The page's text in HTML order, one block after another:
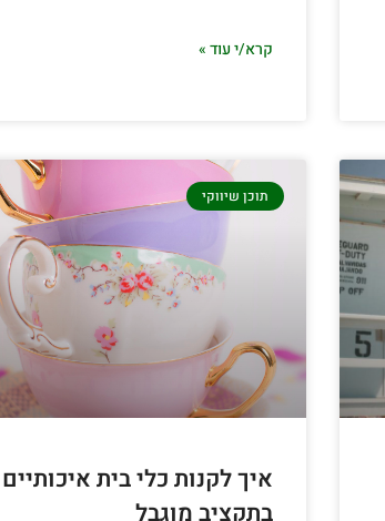
קרא/י עוד »
תוכן שיווקי
איך לקנות כלי בית איכותיים
בתקציב מוגבל